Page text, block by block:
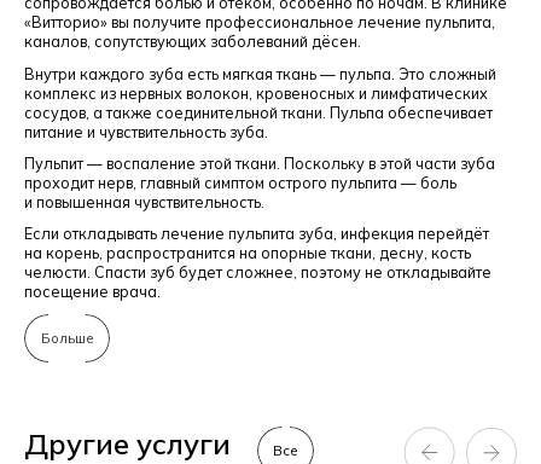
«Витторио» вы получите профессиональное лечение пульпита,
каналов, сопутствующих заболеваний дёсен.
Внутри каждого зуба есть мягкая ткань — пульпа. Это сложный
комплекс из нервных волокон, кровеносных и лимфатических
сосудов, а также соединительной ткани. Пульпа обеспечивает
питание и чувствительность зуба.
Пульпит — воспаление этой ткани. Поскольку в этой части зуба
проходит нерв, главный симптом острого пульпита — боль
и повышенная чувствительность.
Если откладывать лечение пульпита зуба, инфекция перейдёт
на корень, распространится на опорные ткани, десну, кость
челюсти. Спасти зуб будет сложнее, поэтому не откладывайте
посещение врача.
Больше
Другие услуги Все